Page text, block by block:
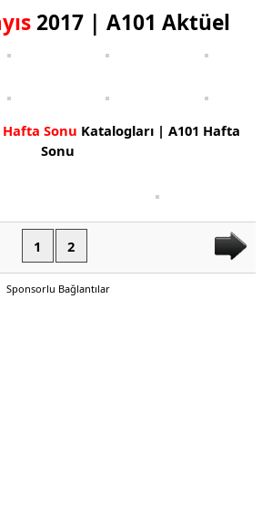
2017 | A101 Aktüel
Hafta Sonu Katalogları | A101 Hafta
Sonu
1 2
Sponsorlu Bağlantılar